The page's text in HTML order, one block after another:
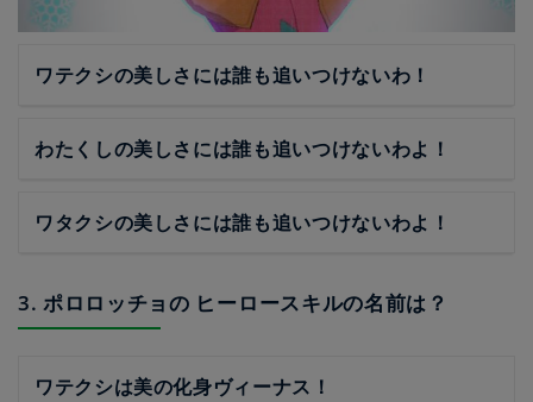
ワテクシの美しさには誰も追いつけないわ！
わたくしの美しさには誰も追いつけないわよ！
ワタクシの美しさには誰も追いつけないわよ！
3. ポロロッチョの ヒーロースキルの名前は？
ワテクシは美の化身ヴィーナス！